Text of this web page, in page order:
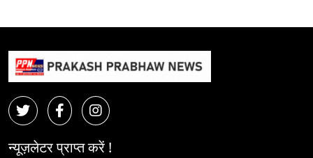
न्यूज़लेटर प्राप्त करें !